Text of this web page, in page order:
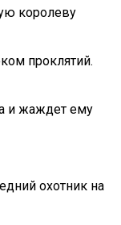
королеву
проклятий.
и жаждет ему
охотник на